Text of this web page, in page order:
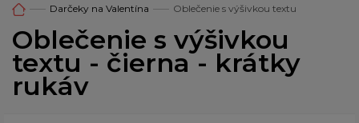
Darčeky na Valentína Oblečenie s výšivkou textu
Oblečenie s výšivkou
textu - čierna - krátky
rukáv